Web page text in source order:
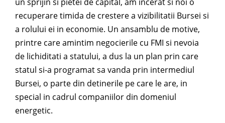
recuperare timida de crestere a vizibilitatii Bursei si
a rolului ei in economie. Un ansamblu de motive,
printre care amintim negocierile cu FMI si nevoia
de lichiditati a statului, a dus la un plan prin care
statul si-a programat sa vanda prin intermediul
Bursei, o parte din detinerile pe care le are, in
special in cadrul companiilor din domeniul
energetic.